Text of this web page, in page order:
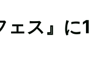
ス』に